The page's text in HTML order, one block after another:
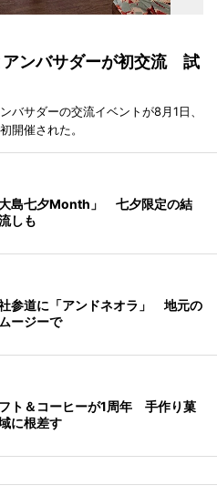
アンバサダーが初交流 試
バサダーの交流イベントが8月1日、
開催された。
島七夕Month」 七夕限定の結
しも
参道に「アンドネオラ」 地元の
ージーで
ト＆コーヒーが1周年 手作り菓
に根差す